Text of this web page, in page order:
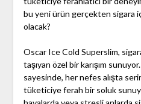
bu yeni ürün gerçekten sigara
olacak?
Oscar Ice Cold Superslim,
taşıyan özel bir karışım
sayesinde, her nefes alışta
tüketiciye ferah bir soluk